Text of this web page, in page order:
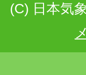
(C) 日本気